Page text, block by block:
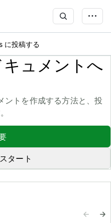
に投稿する
ュメントへ
トを作成する方法と、投
タート